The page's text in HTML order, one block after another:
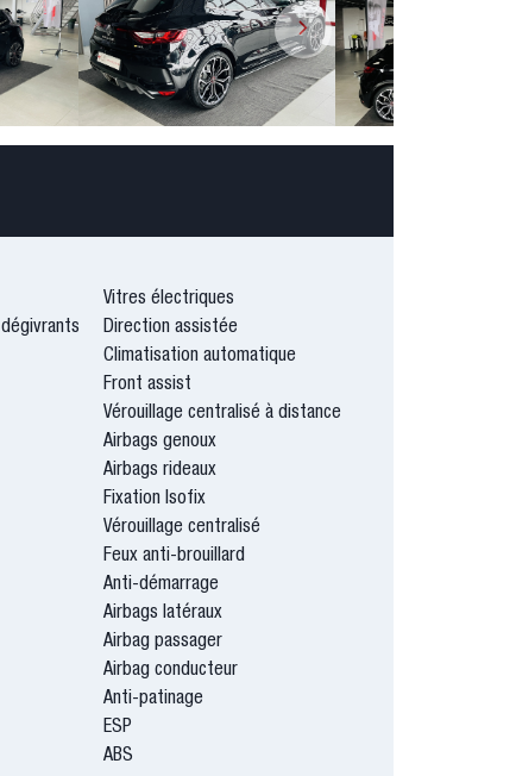
Vitres électriques
Direction assistée
Climatisation automatique
Front assist
Vérouillage centralisé à distance
Airbags genoux
Airbags rideaux
Fixation Isofix
Vérouillage centralisé
Feux anti-brouillard
Anti-démarrage
Airbags latéraux
Airbag passager
Airbag conducteur
Anti-patinage
ESP
ABS